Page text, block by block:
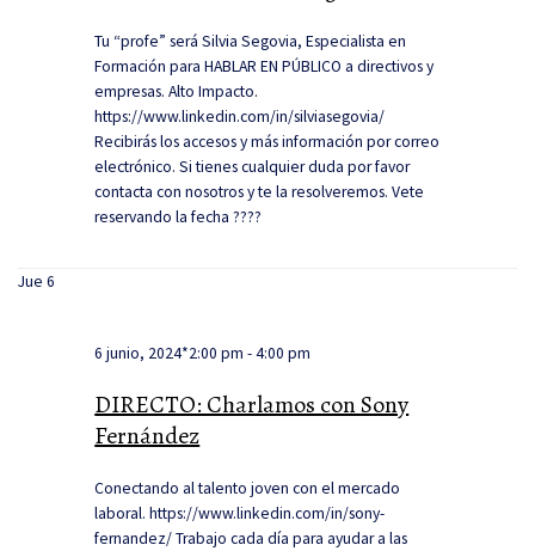
Tu “profe” será Silvia Segovia, Especialista en
Formación para HABLAR EN PÚBLICO a directivos y
empresas. Alto Impacto.
https://www.linkedin.com/in/silviasegovia/
Recibirás los accesos y más información por correo
electrónico. Si tienes cualquier duda por favor
contacta con nosotros y te la resolveremos. Vete
reservando la fecha ????
Jue6
6 junio, 2024*2:00 pm -4:00 pm
DIRECTO: Charlamos con Sony
Fernández
Conectando al talento joven con el mercado
laboral. https://www.linkedin.com/in/sony-
fernandez/ Trabajo cada día para ayudar a las